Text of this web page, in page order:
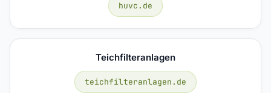
huvc.de
Teichfilteranlagen
teichfilteranlagen.de